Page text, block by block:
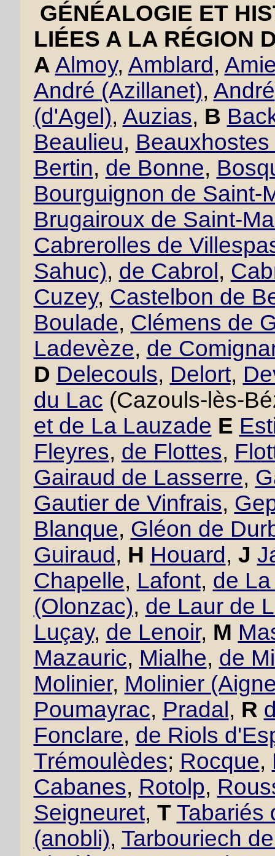
GÉNÉALOGIE ET
LIÉES A LA RÉGION
A Almoy, Amblard ,
André (Azillanet), André
(d'Agel), Auzias, B
Beaulieu,
Bertin, de Bonne,
Bourguignon de Saint-
Brugairoux de Saint-
Cabrerolles de
Sahuc), de Cabrol ,
Cuzey, Castelbon de
Boulade, Clémens de
Ladevèze, de
D Delecouls, Delort,
du Lac (Cazouls-lès-
et de La Lauzade E
Fleyres, de Flottes,
Gairaud de Lasserre,
Gautier de Vinfrais,
Blanque, Gléon de
Guiraud , H Houard , J
Chapelle, Lafont, de
(Olonzac), de Laur de
Luçay, de Lenoir, M
Mazauric, Mialhe, de
Molinier, Molinier
Poumayrac, Pradal , R
Fonclare, de Riols
Trémoulèdes; Rocque,
Cabanes, Rotolp,
Seigneuret, T Tabariés
(anobli), Tarbouriech